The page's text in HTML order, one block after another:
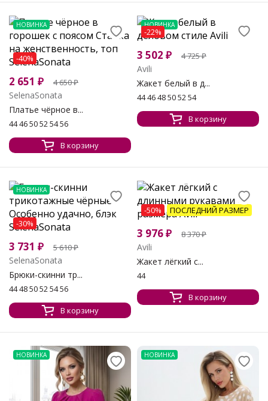
НОВИНКА
-40%
2 651 ₽ 4 650₽
SelenaSonata
Платье чёрное в...
44 46 50 52 54 56
В корзину
НОВИНКА
-22%
3 502 ₽ 4 725₽
Avili
Жакет белый в д...
44 46 48 50 52 54
В корзину
НОВИНКА
-30%
3 731 ₽ 5 610₽
SelenaSonata
Брюки-скинни тр...
44 48 50 52 54 56
В корзину
-50% ПОСЛЕДНИЙ РАЗМЕР
3 976₽ 8 370₽
Avili
Жакет лёгкий с...
44
В корзину
НОВИНКА НОВИНКА